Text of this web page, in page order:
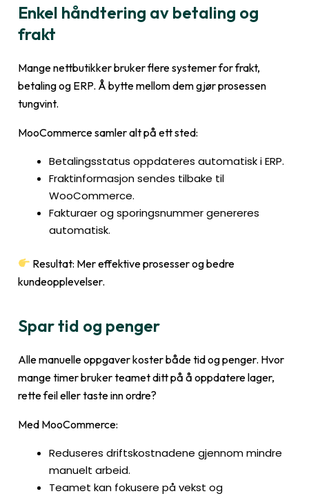
Enkel håndtering av betaling og
frakt
Mange nettbutikker bruker flere systemer for frakt,
betaling og ERP. Å bytte mellom dem gjør prosessen
tungvint.
MooCommerce samler alt på ett sted:
Betalingsstatus oppdateres automatisk i ERP.
Fraktinformasjon sendes tilbake til
WooCommerce.
Fakturaer og sporingsnummer genereres
automatisk.
Resultat: Mer effektive prosesser og bedre
kundeopplevelser.
Spar tid og penger
Alle manuelle oppgaver koster både tid og penger. Hvor
mange timer bruker teamet ditt på å oppdatere lager,
rette feil eller taste inn ordre?
Med MooCommerce:
Reduseres driftskostnadene gjennom mindre
manuelt arbeid.
Teamet kan fokusere på vekst og